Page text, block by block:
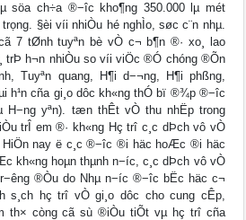
söa ch÷a ®−îc kho¶ng 350.000 lµ mét
trọng. §èi víi nhiÒu hé nghÌo, søc c¨n nhµ.
7 tØnh tuyªn bè vÒ c¬ b¶n ®· xo¸ lao
trÞ h¬n nhiÒu so víi viÖc ®Ó chóng ®Õn
Tuyªn quang, H¶i d−¬ng, H¶i phßng,
h¹n cña gi¸o dôc kh«ng thÓ bï ®¾p ®−îc
H−ng yªn). tæn thÊt vÒ thu nhËp trong
trÎ em ®· kh«ng Hç trî c¸c dÞch vô vÒ
HiÖn nay ë c¸c ®−îc ®i häc hoÆc ®i häc
kh«ng hoµn thµnh n−íc, c¸c dÞch vô vÒ
®Òu do Nhµ n−íc ®−îc bËc häc c¬
s¸ch hç trî vÒ gi¸o dôc cho cung cÊp,
th× còng cã sù ®iÒu tiÕt vµ hç trî cña